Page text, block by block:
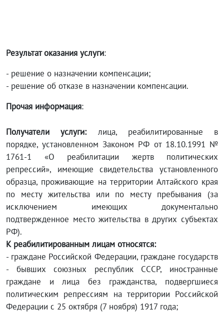
Результат оказания услуги:
- решение о назначении компенсации;
- решение об отказе в назначении компенсации.
Прочая информация:
Получатели услуги:лица, реабилитированные в
порядке, установленном Законом РФ от 18.10.1991 №
1761-1 «О реабилитации жертв политических
репрессий», имеющие свидетельства установленного
образца, проживающие на территории Алтайского края
по месту жительства или по месту пребывания (за
исключением имеющих документально
подтвержденное место жительства в других субъектах
РФ).
К реабилитированным лицам относятся:
- граждане Российской Федерации, граждане государств
- бывших союзных республик СССР, иностранные
граждане и лица без гражданства, подвергшиеся
политическим репрессиям на территории Российской
Федерации с 25 октября (7 ноября) 1917 года;